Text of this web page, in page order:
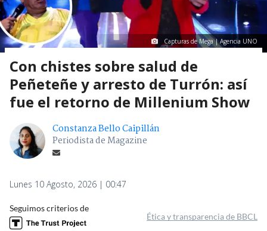
Capturas de Mega | Agencia UNO
Con chistes sobre salud de
Peñeteñe y arresto de Turrón: así
fue el retorno de Millenium Show
Constanza Bello Caipillán
Periodista de Magazine
Lunes 10 Agosto, 2026 | 00:47
Seguimos criterios de
Ética y transparencia de BBCL